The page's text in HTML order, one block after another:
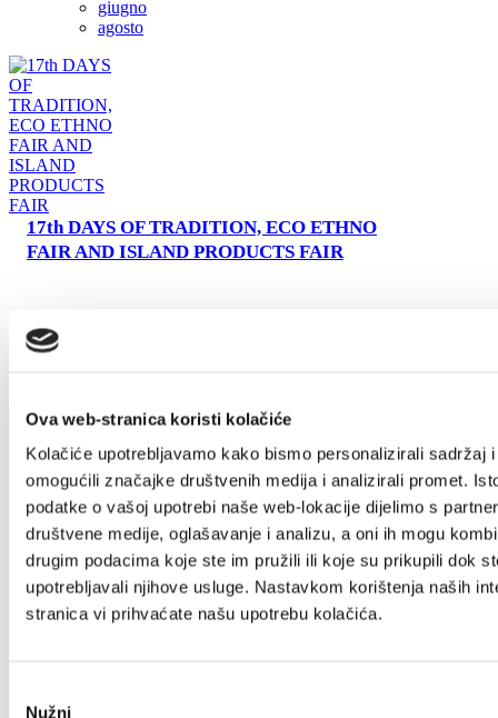
Ova web-stranica koristi kolačiće
Kolačiće upotrebljavamo kako bismo personalizirali sadržaj
omogućili značajke društvenih medija i analizirali promet.
podatke o vašoj upotrebi naše web-lokacije dijelimo s
društvene medije, oglašavanje i analizu, a oni ih mogu
drugim podacima koje ste im pružili ili koje su prikupili dok
upotrebljavali njihove usluge. Nastavkom korištenja naših
stranica vi prihvaćate našu upotrebu kolačića.
Nužni
Safe in Dalmatia
+385 21 227 933
Villa Nika, Kamberovo šetalište 30,
21216 Kaštel Stari, Hrvatska
giugno
agosto
17th DAYS OF TRADITION, ECO ETHNO
FAIR AND ISLAND PRODUCTS FAIR
Villa Nika, Kamberovo šetalište 30
21216 Kaštel Stari, Hrvatska
+385 21 227 933 info@kastela-info.hr